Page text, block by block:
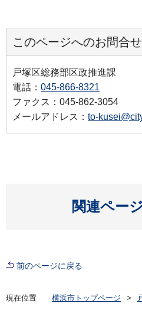
このページへのお問合せ
戸塚区総務部区政推進課
電話： 045-866-8321
ファクス：045-862-3054
メールアドレス： to-
関連ペー
前のページに戻る
現在位置 横浜市トップページ